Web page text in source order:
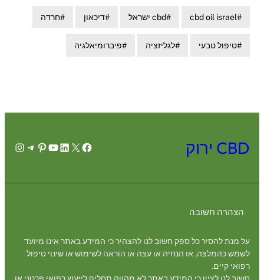
cbd oil israel cbd ישראל דיכאון חרדה
טיפול טבעי לגליזציה פיברומיאלגיה
CBD ירוק Facebook
X
LinkedIn
YouTube
Pinterest
הצהרה חשובה
על מנת להסיר כל ספק חשוב לנו להצהיר כי המידע באתר אינו מיועד
לשמש כהמלצה, או הנחיה או עצה או הוראה לשימוש או שינוי טיפול
רפואי קיים.